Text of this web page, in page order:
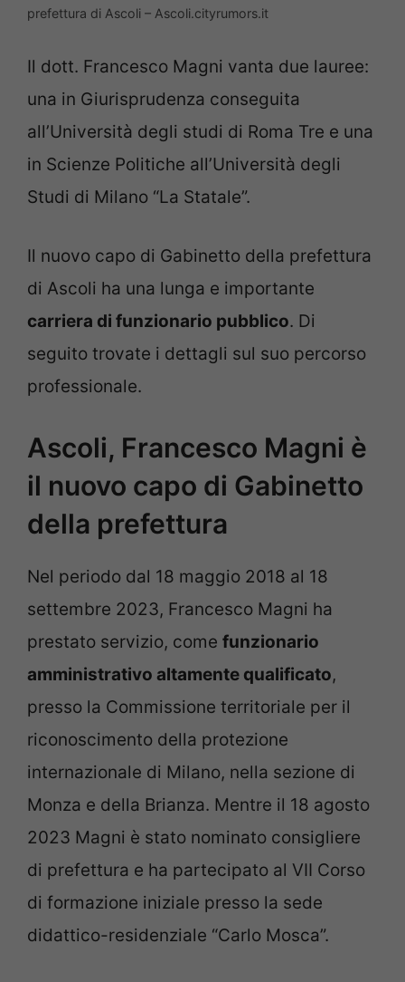
prefettura di Ascoli – Ascoli.cityrumors.it
Il dott. Francesco Magni vanta due lauree:
una in Giurisprudenza conseguita
all’Università degli studi di Roma Tre e una
in Scienze Politiche all’Università degli
Studi di Milano “La Statale”.
Il nuovo capo di Gabinetto della prefettura
di Ascoli ha una lunga e importante
carriera di funzionario pubblico. Di
seguito trovate i dettagli sul suo percorso
professionale.
Ascoli, Francesco Magni è
il nuovo capo di Gabinetto
della prefettura
Nel periodo dal 18 maggio 2018 al 18
settembre 2023, Francesco Magni ha
prestato servizio, come funzionario
amministrativo altamente qualificato,
presso la Commissione territoriale per il
riconoscimento della protezione
internazionale di Milano, nella sezione di
Monza e della Brianza. Mentre il 18 agosto
2023 Magni è stato nominato consigliere
di prefettura e ha partecipato al VII Corso
di formazione iniziale presso la sede
didattico-residenziale “Carlo Mosca”.